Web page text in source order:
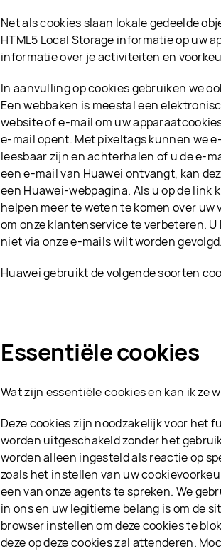
Net als cookies slaan lokale gedeelde
HTML5 Local Storage informatie op uw
informatie over je activiteiten en
In aanvulling op cookies gebruiken we
Een webbaken is meestal een
website of e-mail om uw
e-mail opent. Met pixeltags kunnen we
leesbaar zijn en achterhalen of u de e-
een e-mail van Huawei ontvangt, kan
een Huawei-webpagina. Als u op de link
helpen meer te weten te komen over
om onze klantenservice te verbeteren.
niet via onze e-mails wilt worden gevolgd.
Huawei gebruikt de volgende soorten
Essentiële cookies
Wat zijn essentiële cookies en kan ik ze
Deze cookies zijn noodzakelijk voor het
worden uitgeschakeld zonder het
worden alleen ingesteld als reactie op
zoals het instellen van uw
een van onze agents te spreken. We
in ons en uw legitieme belang is om de
browser instellen om deze cookies te
deze op deze cookies zal attenderen.